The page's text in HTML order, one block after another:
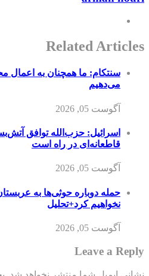
Related Articles
سنتکام: ما همچنان به اعمال
می‌دهیم
آگوست 05, 2026
اسرائیل: حزب‌الله توافق
قاطعانه‌ای در راه است
آگوست 05, 2026
حمله دوباره حوثی‌ها به
نخواهیم کرد+تحلیل
آگوست 05, 2026
Leave a Reply